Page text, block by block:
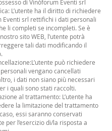
di Vinòforum Eventi srl
L’utente ha il diritto di richiedere
Eventi srl rettifichi i dati personali
li completi se incompleti. Se è
sito WEB, l’utente potrà
tali dati modificando il
può richiedere
vengano cancellati
i dati non siano più necessari
i quali sono stati raccolti.
al trattamento: L’utente ha
la limitazione del trattamento
essi saranno conservati
per l’esercizio di/la risposta a